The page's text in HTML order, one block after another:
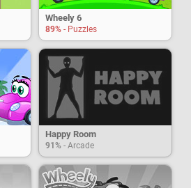
Wheely 6
89% - Puzzles
Happy Room
91% - Arcade